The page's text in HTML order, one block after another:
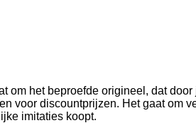
om het beproefde origineel, dat
voor discountprijzen. Het gaat om
imitaties koopt.